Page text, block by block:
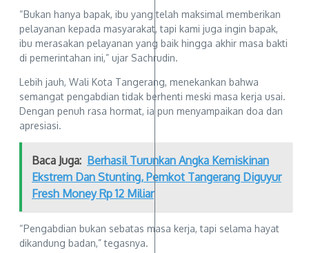
“Bukan hanya bapak, ibu yang telah maksimal memberikan
pelayanan kepada masyarakat, tapi kami juga ingin bapak,
ibu merasakan pelayanan yang baik hingga akhir masa bakti
di pemerintahan ini,” ujar Sachrudin.
Lebih jauh, Wali Kota Tangerang, menekankan bahwa
semangat pengabdian tidak berhenti meski masa kerja usai.
Dengan penuh rasa hormat, ia pun menyampaikan doa dan
apresiasi.
Baca Juga: Berhasil Turunkan Angka Kemiskinan
Ekstrem Dan Stunting, Pemkot Tangerang Diguyur
Fresh Money Rp 12 Miliar
“Pengabdian bukan sebatas masa kerja, tapi selama hayat
dikandung badan,” tegasnya.